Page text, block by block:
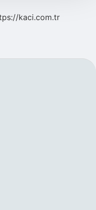
kaci.com.tr